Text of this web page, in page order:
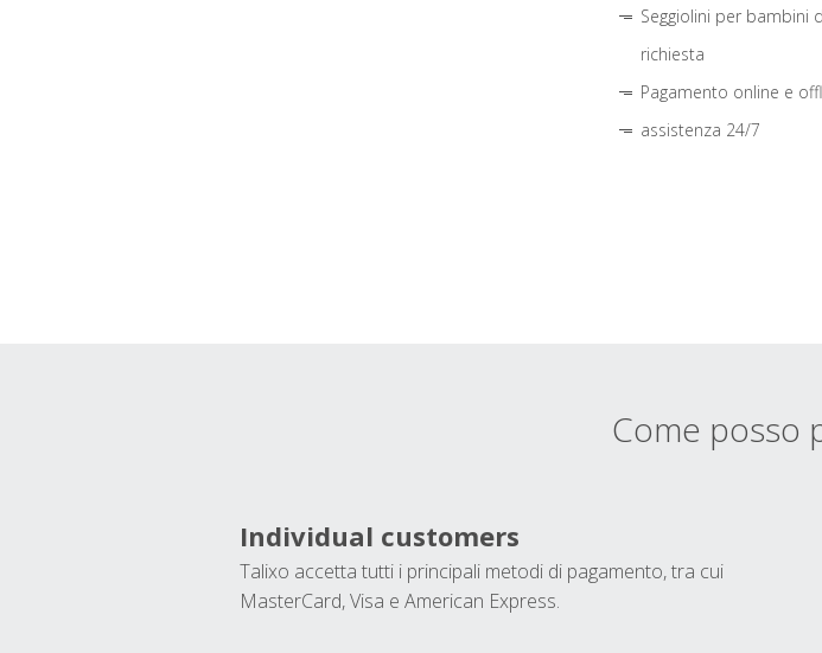
Seggiolini per bambini
richiesta
Pagamento online e
assistenza 24/7
Come posso
Individual customers
Talixo accetta tutti i principali metodi di pagamento, tra cui
MasterCard, Visa e American Express.